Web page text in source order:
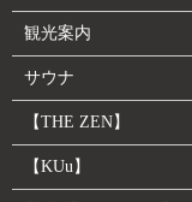
観光案内
サウナ
【THE ZEN】
【KUu】